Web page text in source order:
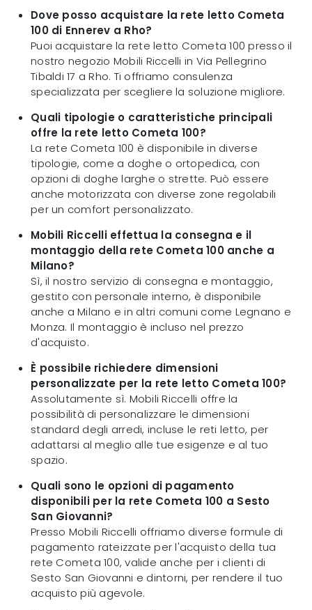
Dove posso acquistare la rete letto Cometa
100 di Ennerev a Rho?
Puoi acquistare la rete letto Cometa 100 presso il
nostro negozio Mobili Riccelli in Via Pellegrino
Tibaldi 17 a Rho. Ti offriamo consulenza
specializzata per scegliere la soluzione migliore.
Quali tipologie o caratteristiche principali
offre la rete letto Cometa 100?
La rete Cometa 100 è disponibile in diverse
tipologie, come a doghe o ortopedica, con
opzioni di doghe larghe o strette. Può essere
anche motorizzata con diverse zone regolabili
per un comfort personalizzato.
Mobili Riccelli effettua la consegna e il
montaggio della rete Cometa 100 anche a
Milano?
Sì, il nostro servizio di consegna e montaggio,
gestito con personale interno, è disponibile
anche a Milano e in altri comuni come Legnano e
Monza. Il montaggio è incluso nel prezzo
d'acquisto.
È possibile richiedere dimensioni
personalizzate per la rete letto Cometa 100?
Assolutamente sì. Mobili Riccelli offre la
possibilità di personalizzare le dimensioni
standard degli arredi, incluse le reti letto, per
adattarsi al meglio alle tue esigenze e al tuo
spazio.
Quali sono le opzioni di pagamento
disponibili per la rete Cometa 100 a Sesto
San Giovanni?
Presso Mobili Riccelli offriamo diverse formule di
pagamento rateizzate per l'acquisto della tua
rete Cometa 100, valide anche per i clienti di
Sesto San Giovanni e dintorni, per rendere il tuo
acquisto più agevole.